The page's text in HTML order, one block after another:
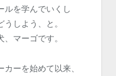
ルを学んでいくし
しよう、と。
マーゴです。
ーを始めて以来、